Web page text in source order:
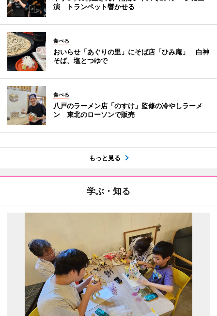
演 トランペット響かせる
食べる
おいらせ「あぐりの里」にそば店「ひみ庵」 白神
そば、塩とつゆで
食べる
八戸のラーメン店「のすけ」監修の冷やしラーメ
ン 東北のローソンで販売
もっと見る
学ぶ・知る